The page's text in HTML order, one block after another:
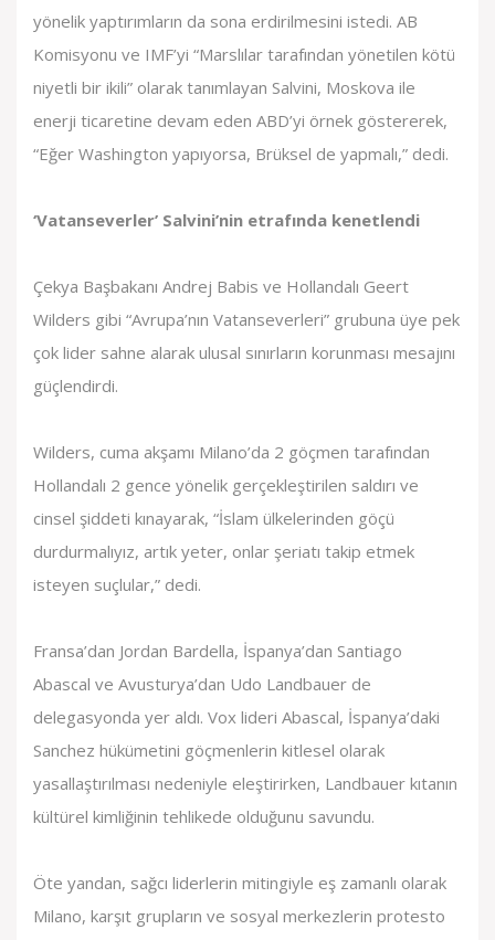
yönelik yaptırımların da sona erdirilmesini istedi. AB
Komisyonu ve IMF’yi “Marslılar tarafından yönetilen kötü
niyetli bir ikili” olarak tanımlayan Salvini, Moskova ile
enerji ticaretine devam eden ABD’yi örnek göstererek,
“Eğer Washington yapıyorsa, Brüksel de yapmalı,” dedi.
‘Vatanseverler’ Salvini’nin etrafında kenetlendi
Çekya Başbakanı Andrej Babis ve Hollandalı Geert
Wilders gibi “Avrupa’nın Vatanseverleri” grubuna üye pek
çok lider sahne alarak ulusal sınırların korunması mesajını
güçlendirdi.
Wilders, cuma akşamı Milano’da 2 göçmen tarafından
Hollandalı 2 gence yönelik gerçekleştirilen saldırı ve
cinsel şiddeti kınayarak, “İslam ülkelerinden göçü
durdurmalıyız, artık yeter, onlar şeriatı takip etmek
isteyen suçlular,” dedi.
Fransa’dan Jordan Bardella, İspanya’dan Santiago
Abascal ve Avusturya’dan Udo Landbauer de
delegasyonda yer aldı. Vox lideri Abascal, İspanya’daki
Sanchez hükümetini göçmenlerin kitlesel olarak
yasallaştırılması nedeniyle eleştirirken, Landbauer kıtanın
kültürel kimliğinin tehlikede olduğunu savundu.
Öte yandan, sağcı liderlerin mitingiyle eş zamanlı olarak
Milano, karşıt grupların ve sosyal merkezlerin protesto